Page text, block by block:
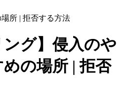
所 | 拒否する方法
ング】侵入のや
の場所 | 拒否